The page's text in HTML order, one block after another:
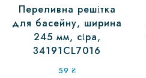
Переливна решітка
для басейну, ширина
245 мм, сіра,
34191CL7016
59 ₴